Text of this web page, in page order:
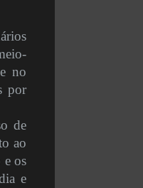
no
por
de
ao
e os
e